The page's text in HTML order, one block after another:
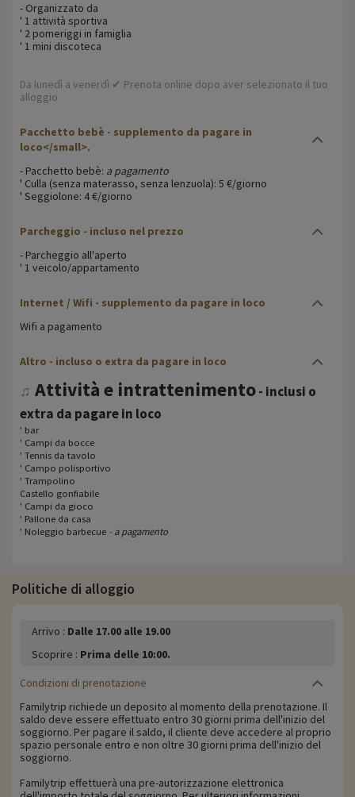
- Organizzato da
' 1 attività sportiva
' 2 pomeriggi in famiglia
' 1 mini discoteca
Da lunedì a venerdì ✔ Prenota online dopo aver selezionato il tuo
alloggio
Pacchetto bebè - supplemento da pagare in
loco</small>.
- Pacchetto bebè: a pagamento
' Culla (senza materasso, senza lenzuola): 5 €/giorno
' Seggiolone: 4 €/giorno
Parcheggio - incluso nel prezzo
- Parcheggio all'aperto
' 1 veicolo/appartamento
Internet / Wifi - supplemento da pagare in loco
Wifi a pagamento
Altro - incluso o extra da pagare in loco
♫ Attività e intrattenimento- inclusi o
extra da pagare in loco
' bar
' Campi da bocce
' Tennis da tavolo
' Campo polisportivo
' Trampolino
Castello gonfiabile
' Campi da gioco
' Pallone da casa
' Noleggio barbecue - a pagamento
Politiche di alloggio
Arrivo : Dalle 17.00 alle 19.00
Scoprire : Prima delle 10:00.
Condizioni di prenotazione
Familytrip richiede un deposito al momento della prenotazione. Il
saldo deve essere effettuato entro 30 giorni prima dell'inizio del
soggiorno. Per pagare il saldo, il cliente deve accedere al proprio
spazio personale entro e non oltre 30 giorni prima dell'inizio del
soggiorno.
Familytrip effettuerà una pre-autorizzazione elettronica